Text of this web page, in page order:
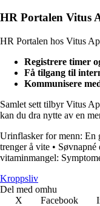
HR Portalen Vitus
HR Portalen hos Vitus
Registrere timer
Få tilgang til
Kommunisere
Samlet sett tilbyr Vitus
kan du dra nytte av en
Urinflasker for menn: En
trenger å vite • Søvnapné
vitaminmangel:
Kroppsliv
Del med omhu
X
Facebook